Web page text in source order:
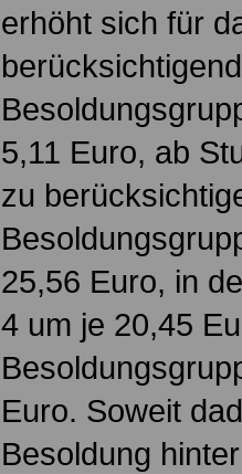
erhöht sich für
5,11 Euro, ab
zu
25,56 Euro, in
4 um je 20,45
Euro. Soweit
Besoldung